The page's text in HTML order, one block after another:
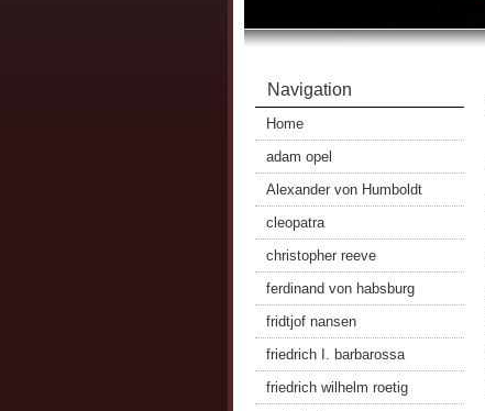
Navigation
Home
adam opel
Alexander von Humboldt
cleopatra
christopher reeve
ferdinand von habsburg
fridtjof nansen
friedrich I. barbarossa
friedrich wilhelm roetig